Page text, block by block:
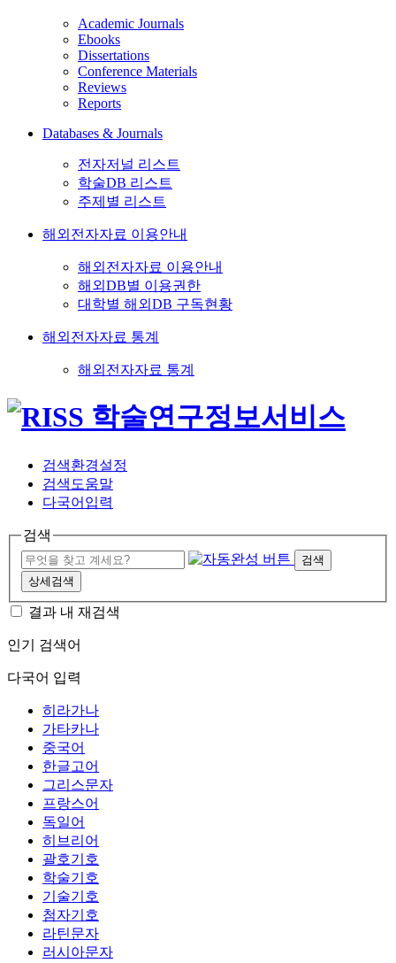
Academic Journals
Ebooks
Dissertations
Conference Materials
Reviews
Reports
Databases & Journals
전자저널 리스트
학술DB 리스트
주제별 리스트
해외전자자료 이용안내
해외전자자료 이용안내
해외DB별 이용권한
대학별 해외DB 구독현황
해외전자자료 통계
해외전자자료 통계
검색환경설정
검색도움말
다국어입력
검색
검색
상세검색
결과 내 재검색
인기 검색어
다국어 입력
히라가나
가타카나
중국어
한글고어
그리스문자
프랑스어
독일어
히브리어
괄호기호
학술기호
기술기호
첨자기호
라틴문자
러시아문자